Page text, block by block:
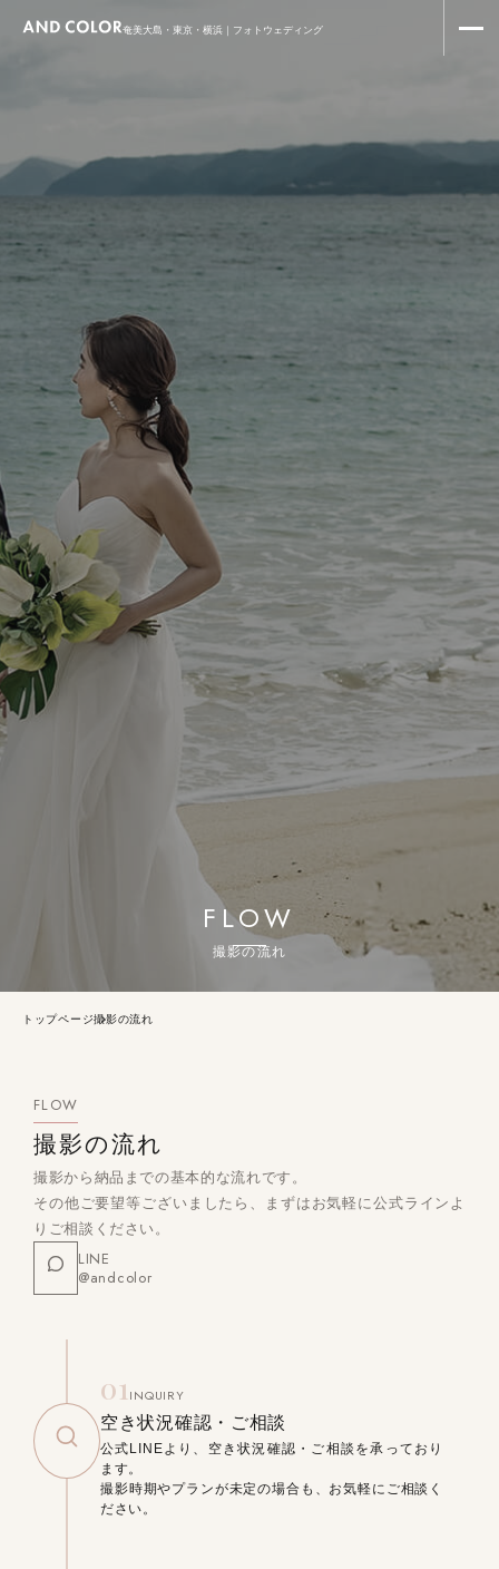
奄美大島・東京・横浜｜フォトウェディング
FLOW
撮影の流れ
トップページ撮影の流れ
FLOW
撮影の流れ
撮影から納品までの基本的な流れです。
その他ご要望等ございましたら、まずはお気軽に公式ラインよ
りご相談ください。
LINE
@andcolor
01 INQUIRY
空き状況確認・ご相談
公式LINEより、空き状況確認・ご相談を承っており
ます。
撮影時期やプランが未定の場合も、お気軽にご相談く
ださい。